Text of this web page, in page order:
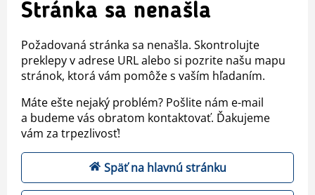
Stránka sa nenašla
Požadovaná stránka sa nenašla. Skontrolujte
preklepy v adrese URL alebo si pozrite našu mapu
stránok, ktorá vám pomôže s vaším hľadaním.
Máte ešte nejaký problém? Pošlite nám e-mail
a budeme vás obratom kontaktovať. Ďakujeme
vám za trpezlivosť!
Späť na hlavnú stránku